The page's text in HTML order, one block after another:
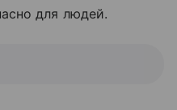
для людей.